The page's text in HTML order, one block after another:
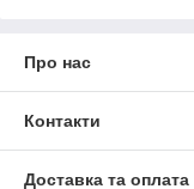
Про нас
Контакти
Доставка та оплата